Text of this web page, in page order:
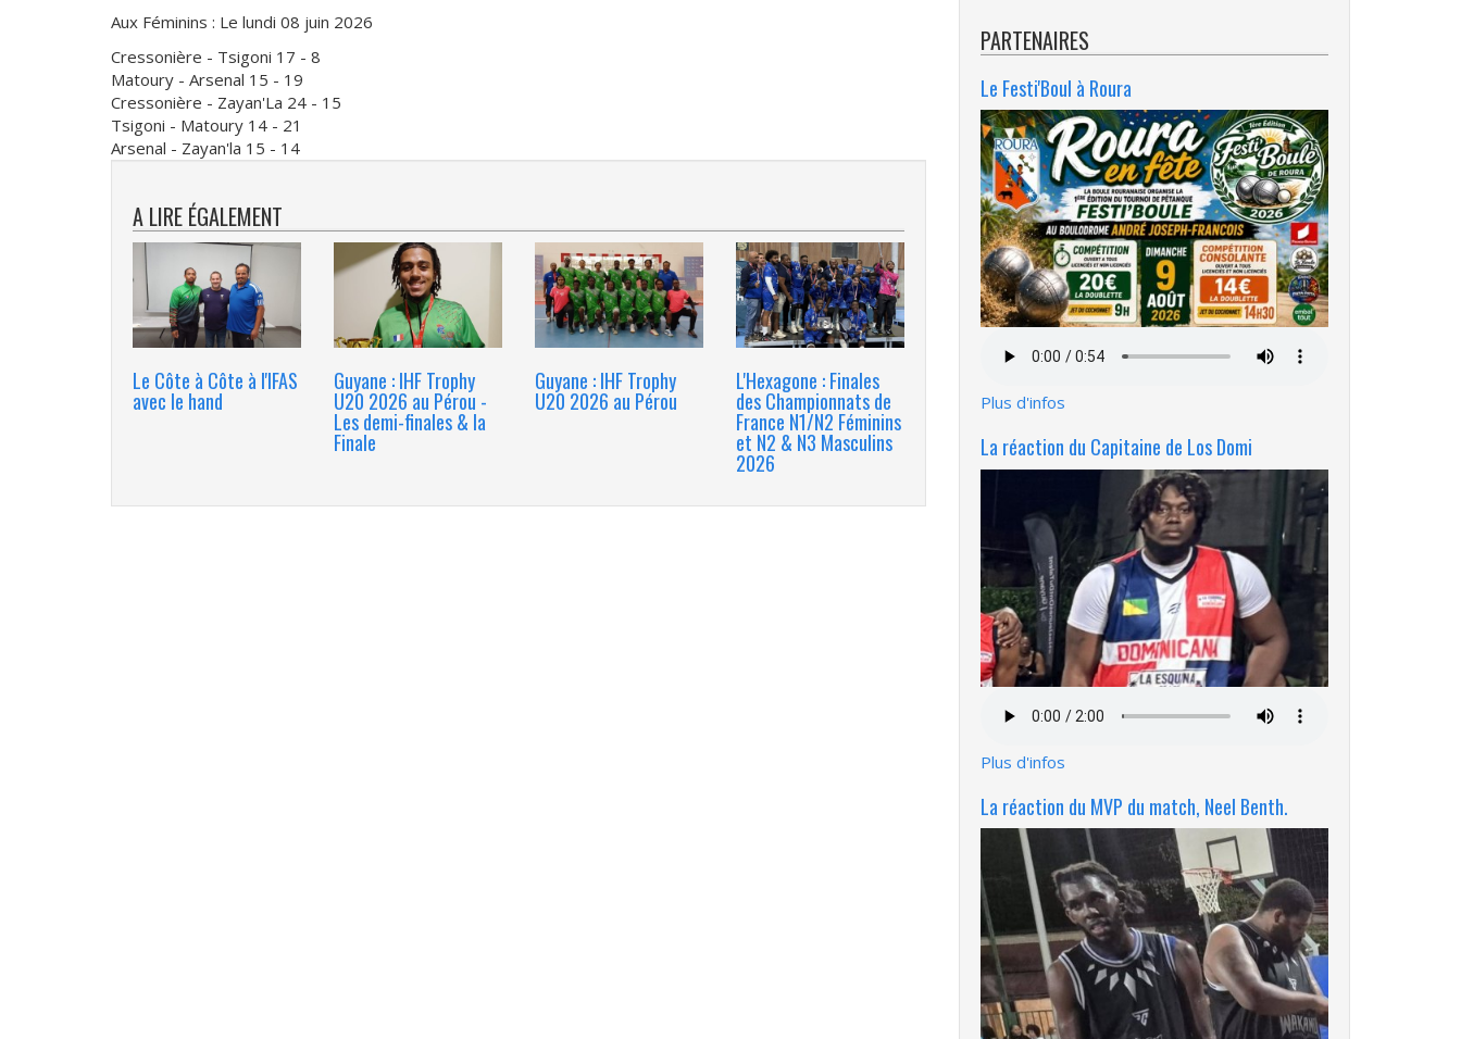
Aux Féminins : Le lundi 08 juin 2026
Cressonière - Tsigoni 17 - 8
Matoury - Arsenal 15 - 19
Cressonière - Zayan'La 24 - 15
Tsigoni - Matoury 14 - 21
Arsenal - Zayan'la 15 - 14
A LIRE ÉGALEMENT
Le Côte à Côte à l'IFAS
avec le hand
Guyane : IHF Trophy
U20 2026 au Pérou -
Les demi-finales & la
Finale
Guyane : IHF Trophy
U20 2026 au Pérou
L'Hexagone : Finales
des Championnats de
France N1/N2 Féminins
et N2 & N3 Masculins
2026
PARTENAIRES
Le Festi'Boul à Roura
audio
Plus d'infos
La réaction du Capitaine de Los Domi
audio
Plus d'infos
La réaction du MVP du match, Neel Benth.